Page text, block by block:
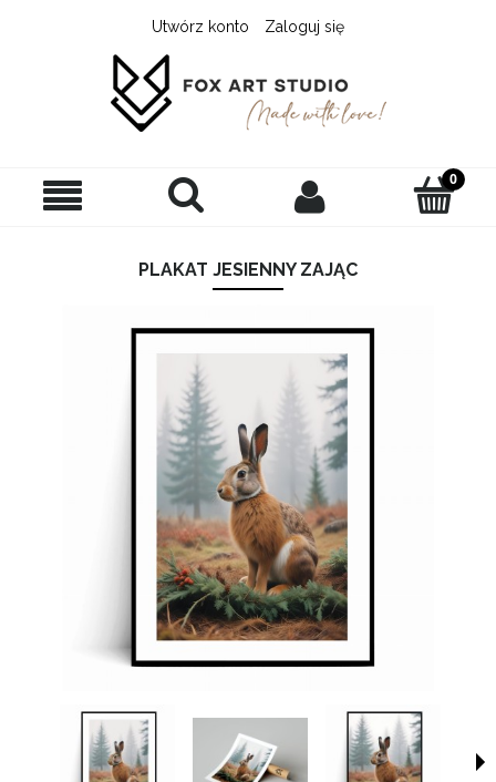
Utwórz konto Zaloguj się
PLAKAT JESIENNY ZAJĄC